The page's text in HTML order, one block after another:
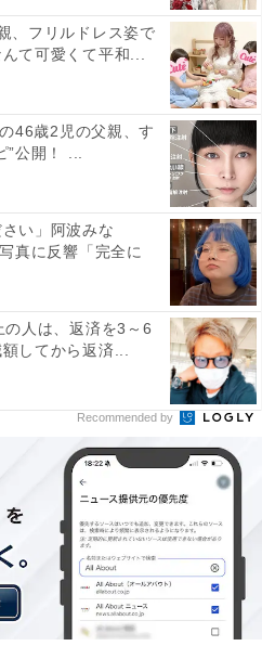
、フリルドレス姿で
て可愛くて平和...
46歳2児の父親、す
”公開！ ...
さい」阿波みな
真に反響「完全に
人は、返済を3～6
してから返済...
Recommended by